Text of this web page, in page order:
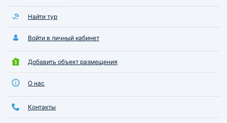
Найти тур
Войти в личный кабинет
Добавить объект размещения
О нас
Контакты